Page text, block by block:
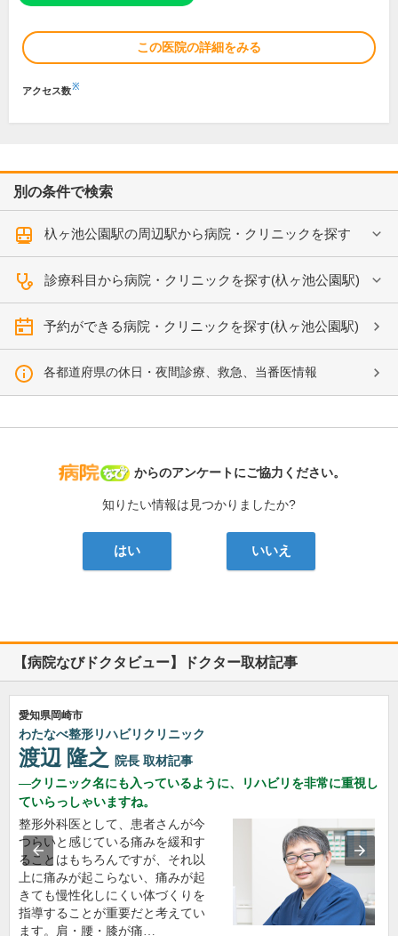
この医院の詳細をみる
アクセス数※
別の条件で検索
杁ヶ池公園駅の周辺駅から病院・クリニックを探す
診療科目から病院・クリニックを探す(杁ヶ池公園駅)
予約ができる病院・クリニックを探す(杁ヶ池公園駅)
各都道府県の休日・夜間診療、救急、当番医情報
病院なび
からのアンケートにご協力ください。
知りたい情報は見つかりましたか?
はい いいえ
【病院なびドクタビュー】ドクター取材記事
愛知県岡崎市
わたなべ整形リハビリクリニック
渡辺 隆之 院長 取材記事
クリニック名にも入っているように、リハビリを非常に重視し
ていらっしゃいますね。
整形外科医として、患者さんが今
つらいと感じている痛みを緩和す
ることはもちろんですが、それ以
上に痛みが起こらない、痛みが起
きても慢性化しにくい体づくりを
指導することが重要だと考えてい
ます。肩・腰・膝が痛…